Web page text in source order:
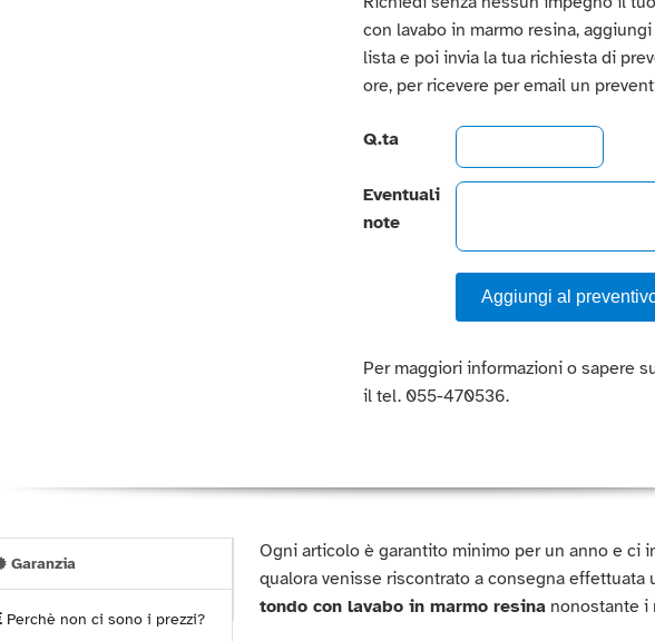
con lavabo in marmo resina,
lista e poi invia la tua richiesta di
ore, per ricevere per email un
Q.ta
Eventuali
note
Aggiungi al
Per maggiori informazioni o sapere
il tel. 055-470536.
Garanzia
Perchè non ci sono i prezzi?
Ogni articolo è garantito minimo per un anno e ci
qualora venisse riscontrato a consegna effettuata
tondo con lavabo in marmo resina nonostante i